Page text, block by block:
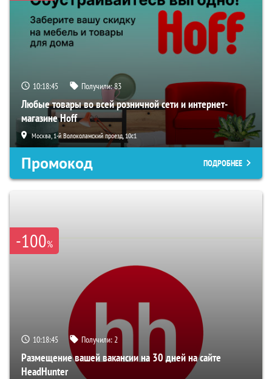
10:18:44 Получили:83
Любые товары во всей розничной сети и интернет-
магазине Hoff
Москва, 1-й Волоколамский проезд, 10с1
Промокод ПОДРОБНЕЕ
-100%
10:18:44 Получили:2
Размещение вашей вакансии на 30 дней на сайте
HeadHunter